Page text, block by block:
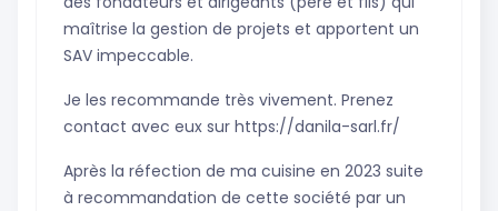
maîtrise la gestion de projets et apportent un
SAV impeccable.
Je les recommande très vivement. Prenez
contact avec eux sur https://danila-sarl.fr/
Après la réfection de ma cuisine en 2023 suite
à recommandation de cette société par un